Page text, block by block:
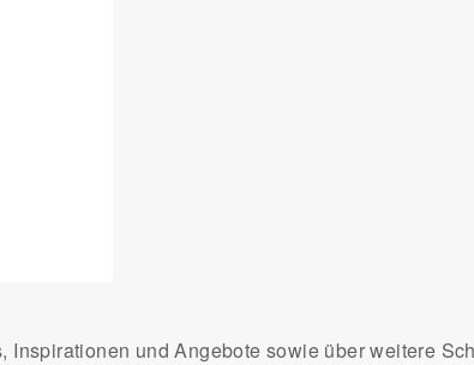
und Angebote sowie über weitere